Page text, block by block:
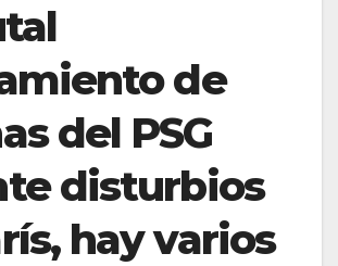
de
del PSG
disturbios
hay varios